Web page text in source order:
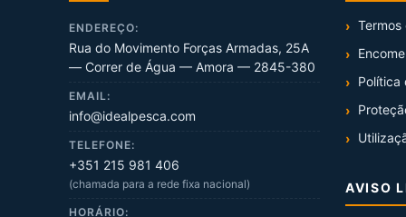
ENDEREÇO:
Rua do Movimento Forças Armadas, 25A
— Correr de Água — Amora — 2845-380
EMAIL:
info@idealpesca.com
TELEFONE:
+351 215 981 406
(chamada para a rede fixa nacional)
HORÁRIO:
Termos
Política
AVISO